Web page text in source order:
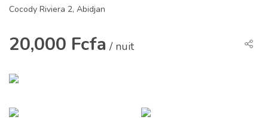
Cocody Riviera 2, Abidjan
20,000 Fcfa / nuit